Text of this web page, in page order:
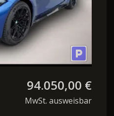
94.050,00 €
MwSt. ausweisbar